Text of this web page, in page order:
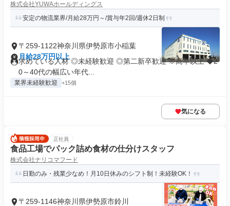
株式会社YUWAホールディングス
安定の物流業界/月給28万円～/賞与年2回/週休2日制
〒259-1122神奈川県伊勢原市小稲葉
月給28万円以上
求めている人材 ◎未経験歓迎 ◎第二新卒歓迎 ※高卒以上 ◆2
0～40代の幅広い年代...
業界未経験歓迎 +15個
気になる
正社員
食品工場でパック詰め食材の仕分けスタッフ
株式会社ナリコマフード
日勤のみ・残業少なめ！月10日休みのシフト制！未経験OK！
〒259-1146神奈川県伊勢原市鈴川